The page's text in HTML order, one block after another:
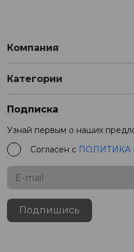
Компания
Категории
Подписка
Узнай первым о наших
Согласен с
Подпишись